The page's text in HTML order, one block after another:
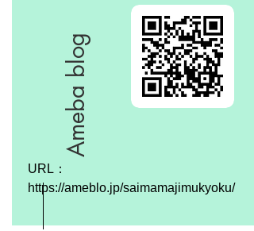
Ameba blog
URL：
https://ameblo.jp/saimamajimukyoku/